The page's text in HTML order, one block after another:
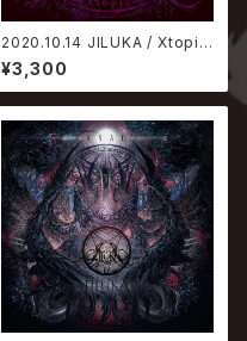
2020.10.14 JILUKA / Xtopia
【初回限定盤】
¥3,300